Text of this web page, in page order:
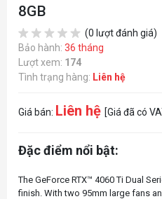
8GB
(0 lượt đánh giá)
Bảo hành: 36 tháng
Lượt xem: 174
Tình trạng hàng: Liên hệ
Giá bán: Liên hệ [Giá đã có
Đặc điểm nổi bật:
The GeForce RTX™ 4060 Ti Dual
finish. With two 95mm large fans